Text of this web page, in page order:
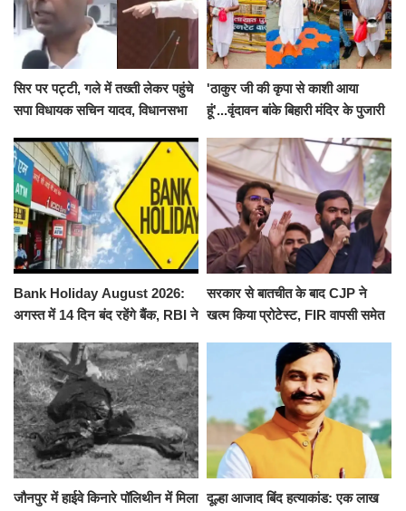
सिर पर पट्टी, गले में तख्ती लेकर पहुंचे
सपा विधायक सचिन यादव, विधानसभा
निलंबित
'ठाकुर जी की कृपा से काशी आया
हूं'...वृंदावन बांके बिहारी मंदिर के पुजारी
जलाभिषेक
Bank Holiday August 2026:
अगस्त में 14 दिन बंद रहेंगे बैंक, RBI ने
सरकार से बातचीत के बाद CJP ने
खत्म किया प्रोटेस्ट, FIR वापसी समेत
जौनपुर में हाईवे किनारे पॉलिथीन में मिला दूल्हा आजाद बिंद हत्याकांड: एक लाख